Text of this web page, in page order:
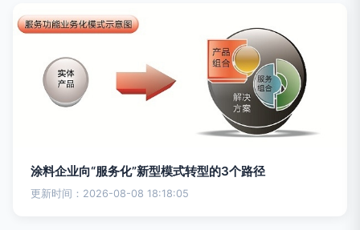
涂料企业向“服务化”新型模式转型的3个路径
更新时间：2026-08-08 18:18:05